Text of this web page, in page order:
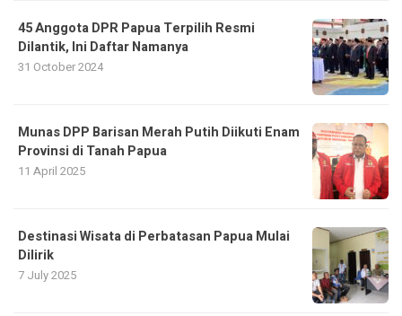
45 Anggota DPR Papua Terpilih Resmi
Dilantik, Ini Daftar Namanya
31 October 2024
Munas DPP Barisan Merah Putih Diikuti Enam
Provinsi di Tanah Papua
11 April 2025
Destinasi Wisata di Perbatasan Papua Mulai
Dilirik
7 July 2025